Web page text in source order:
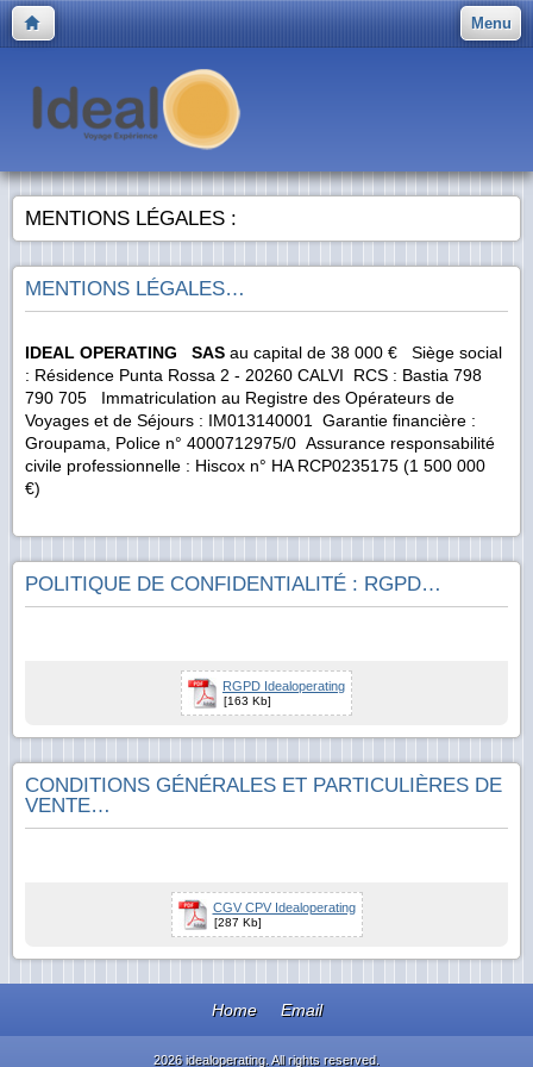
Menu
MENTIONS LÉGALES :
MENTIONS LÉGALES…
IDEAL OPERATING SAS au capital de 38 000 € Siège social
: Résidence Punta Rossa 2 - 20260 CALVI RCS : Bastia 798
790 705 Immatriculation au Registre des Opérateurs de
Voyages et de Séjours : IM013140001 Garantie financière :
Groupama, Police n° 4000712975/0 Assurance responsabilité
civile professionnelle : Hiscox n° HA RCP0235175 (1 500 000
€)
POLITIQUE DE CONFIDENTIALITÉ : RGPD…
RGPD Idealoperating
[163 Kb]
CONDITIONS GÉNÉRALES ET PARTICULIÈRES DE
VENTE…
CGV CPV Idealoperating
[287 Kb]
Home Email
2026 idealoperating. All rights reserved.